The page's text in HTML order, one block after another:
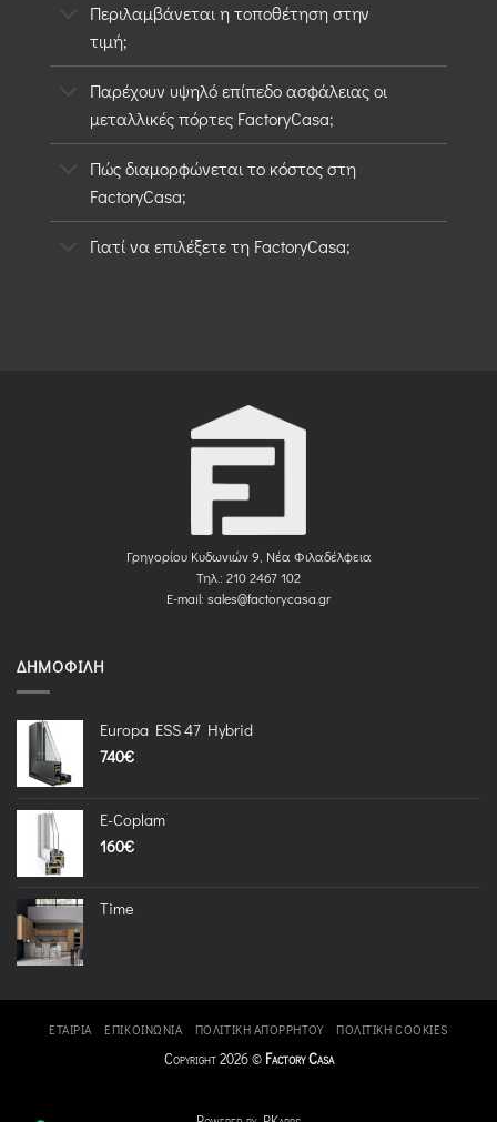
Περιλαμβάνεται η τοποθέτηση στην
τιμή;
Παρέχουν υψηλό επίπεδο ασφάλειας οι
μεταλλικές πόρτες FactoryCasa;
Πώς διαμορφώνεται το κόστος στη
FactoryCasa;
Γιατί να επιλέξετε τη FactoryCasa;
Γρηγορίου Κυδωνιών 9, Νέα Φιλαδέλφεια
Τηλ.: 210 2467 102
E-mail: sales@factorycasa.gr
ΔΗΜΟΦΙΛΉ
Europa ESS 47 Hybrid
740€
E-Coplam
160€
Time
ΕΤΑΙΡΊΑ ΕΠΙΚΟΙΝΩΝΊΑ ΠΟΛΙΤΙΚΉ ΑΠΟΡΡΉΤΟΥ ΠΟΛΙΤΙΚΉ COOKIES
Copyright 2026 © Factory Casa